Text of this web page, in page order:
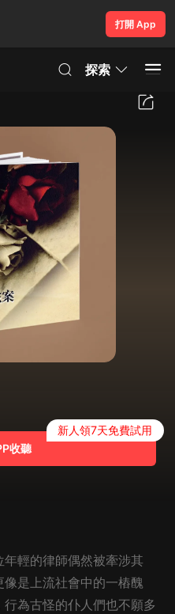
打開 App
探索
收聽
新人領7天免費試用
輕的律師偶然被牽涉其
是上流社會中的一樁醜
為古怪的仆人們也不願多